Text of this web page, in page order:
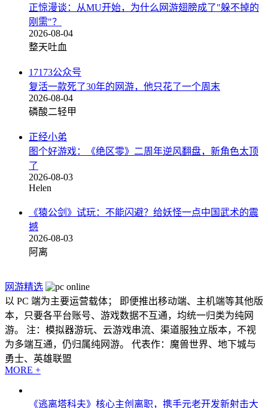
正惊漫谈：从MU开始，为什么网游翅膀成了"躲不掉的
刚需"？
2026-08-04
整天吐血
17173公众号
复活一款死了30年的网游，他只花了一个周末
2026-08-04
磷酸二轻甲
正经小弟
图个好游戏：《绝区零》二周年逆风翻盘，新角色太顶
了
2026-08-03
Helen
《猿公剑》试玩：不能闪避？给妖怪一点中国武术的震
撼
2026-08-03
阿离
网游精选
以 PC 端为主要运营载体； 即便推出移动端、主机端等其他版
本，只要各平台账号、游戏数据不互通，均统一归类为纯网
游。 注：模拟器游玩、云游戏串流、渠道服独立版本，不视
为多端互通，仍归属纯网游。 代表作：魔兽世界、地下城与
勇士、英雄联盟
MORE +
《逃离塔科夫》核心主创离职，携手元老开发新射击大